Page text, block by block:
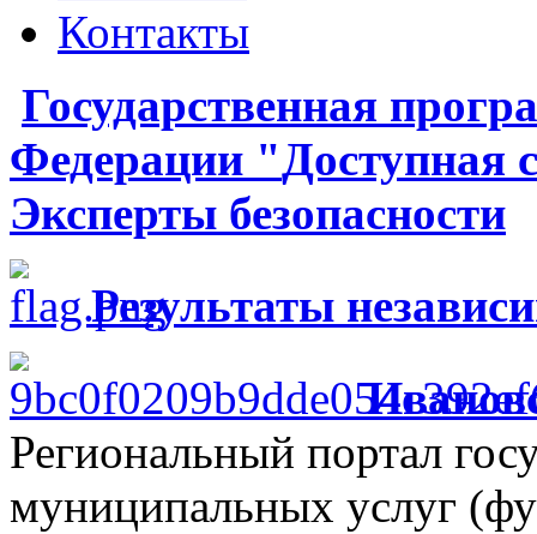
Контакты
Государственная
Федерации "Доступная
Эксперты безопасности
Результаты
Региональный портал
муниципальных услуг